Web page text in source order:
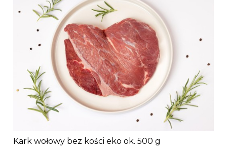
Kark wołowy bez kości eko ok. 500 g